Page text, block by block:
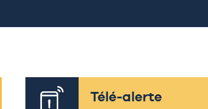
Télé-alerte